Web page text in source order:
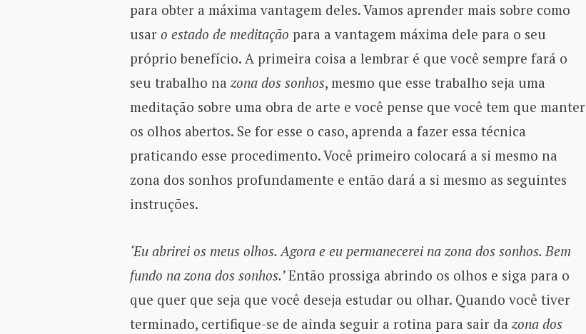
para obter a máxima vantagem deles. Vamos aprender mais sobre como
usar o estado de meditação para a vantagem máxima dele para o seu
próprio benefício. A primeira coisa a lembrar é que você sempre fará o
seu trabalho nazona dos sonhos, mesmo que esse trabalho seja uma
meditação sobre uma obra de arte e você pense que você tem que manter
os olhos abertos. Se for esse o caso, aprenda a fazer essa técnica
praticando esse procedimento. Você primeiro colocará a si mesmo na
zona dos sonhos profundamente e então dará a si mesmo as seguintes
instruções.
‘Eu abrirei os meus olhos. Agora e eu permanecerei na zona dos sonhos. Bem
fundo na zona dos sonhos.’Então prossiga abrindo os olhos e siga para o
que quer que seja que você deseja estudar ou olhar. Quando você tiver
terminado, certifique-se de ainda seguir a rotina para sair dazona dos